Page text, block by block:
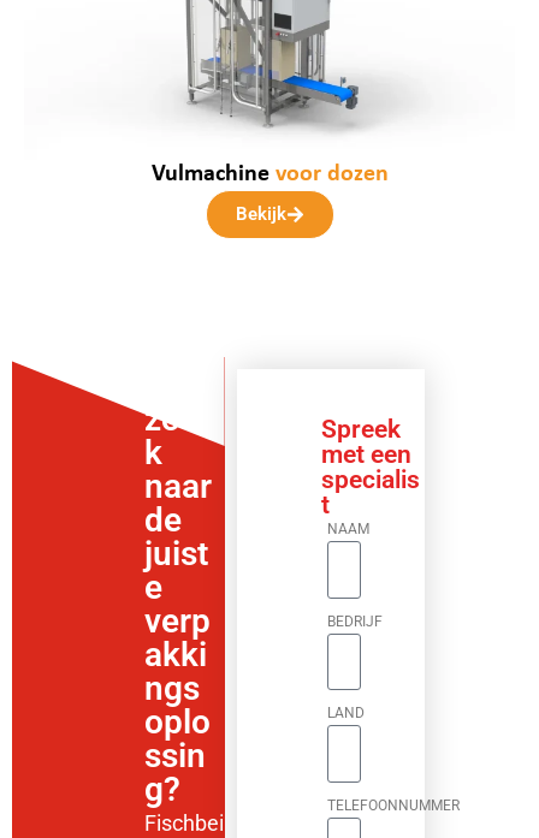
Vulmachine voor dozen
Bekijk
zoe
k
naar
de
juist
e
verp
akki
ngs
oplo
ssin
g?
Fischbein-
Spreek
met een
specialis
t
NAAM
BEDRIJF
LAND
TELEFOONNUMMER